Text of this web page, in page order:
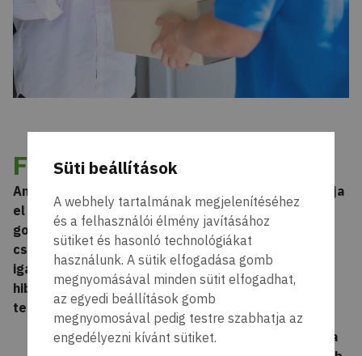
Süti beállítások
A webhely tartalmának megjelenítéséhez
és a felhasználói élmény javításához
sütiket és hasonló technológiákat
használunk. A sütik elfogadása gomb
megnyomásával minden sütit elfogadhat,
az egyedi beállítások gomb
megnyomosával pedig testre szabhatja az
engedélyezni kívánt sütiket.
Fontos!
Amennyiben a terméket futárszolgálat útján juttatja
el a FixDirect Kft.-hez, abban az esetben
gondoskodjon a készülék biztonságos
csomagolásáról valamint a mellékelje a garancia
igazolásához szükséges dokumentumokat,
hibaleírást és kontaktadatokat (név, cím,
telefonszám és e-mail cím).
Garanciális ASUS és DELL készülék esetében a